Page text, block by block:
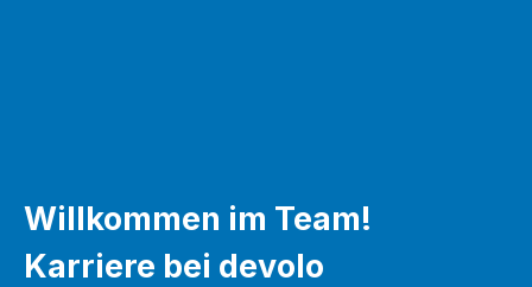
Willkommen im Team!
Karriere bei devolo